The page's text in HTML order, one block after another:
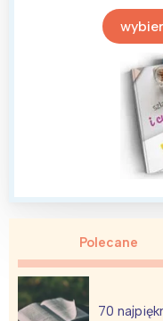
Polecane
70